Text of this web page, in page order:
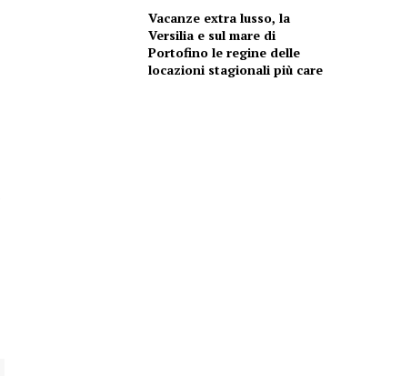
Vacanze extra lusso, la
Versilia e sul mare di
Portofino le regine delle
locazioni stagionali più care